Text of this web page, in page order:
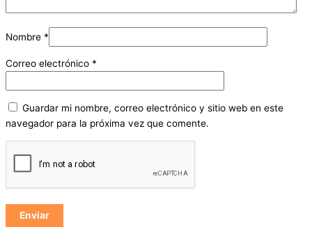
Nombre *
Correo electrónico *
Guardar mi nombre, correo electrónico y sitio web en este
navegador para la próxima vez que comente.